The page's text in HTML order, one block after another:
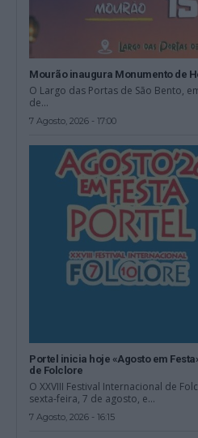
Mourão inaugura Monumento de
O Largo das Portas de São Bento,
de...
7 Agosto, 2026 - 17:00
Portel inicia hoje «Agosto em
de Folclore
O XXVIII Festival Internacional de
sexta-feira, 7 de agosto, e...
7 Agosto, 2026 - 16:15